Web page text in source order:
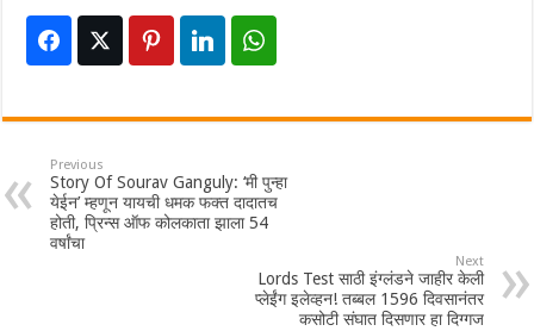
Previous
Story Of Sourav Ganguly: ‘मी पुन्हा
येईन’ म्हणून यायची धमक फक्त दादातच
होती, प्रिन्स ऑफ कोलकाता झाला 54
वर्षांचा
Next
Lords Test साठी इंग्लंडने जाहीर केली
प्लेईंग इलेव्हन! तब्बल 1596 दिवसानंतर
कसोटी संघात दिसणार हा दिग्गज